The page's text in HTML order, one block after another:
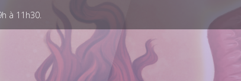
à 11h30.